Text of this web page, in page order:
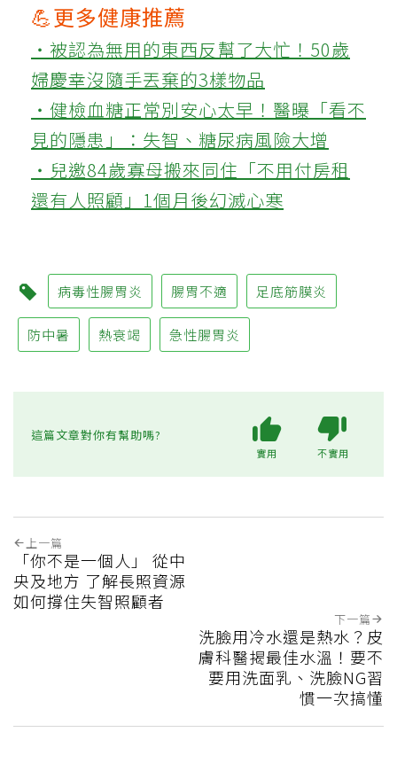
💪更多健康推薦
‧被認為無用的東西反幫了大忙！50歲
婦慶幸沒隨手丟棄的3樣物品
‧健檢血糖正常別安心太早！醫曝「看不
見的隱患」：失智、糖尿病風險大增
‧兒邀84歲寡母搬來同住「不用付房租
還有人照顧」1個月後幻滅心寒
病毒性腸胃炎 腸胃不適 足底筋膜炎
防中暑 熱衰竭 急性腸胃炎
這篇文章對你有幫助嗎?
實用 不實用
上一篇
「你不是一個人」 從中
央及地方 了解長照資源
如何撐住失智照顧者
下一篇
洗臉用冷水還是熱水？皮
膚科醫揭最佳水溫！要不
要用洗面乳、洗臉NG習
慣一次搞懂